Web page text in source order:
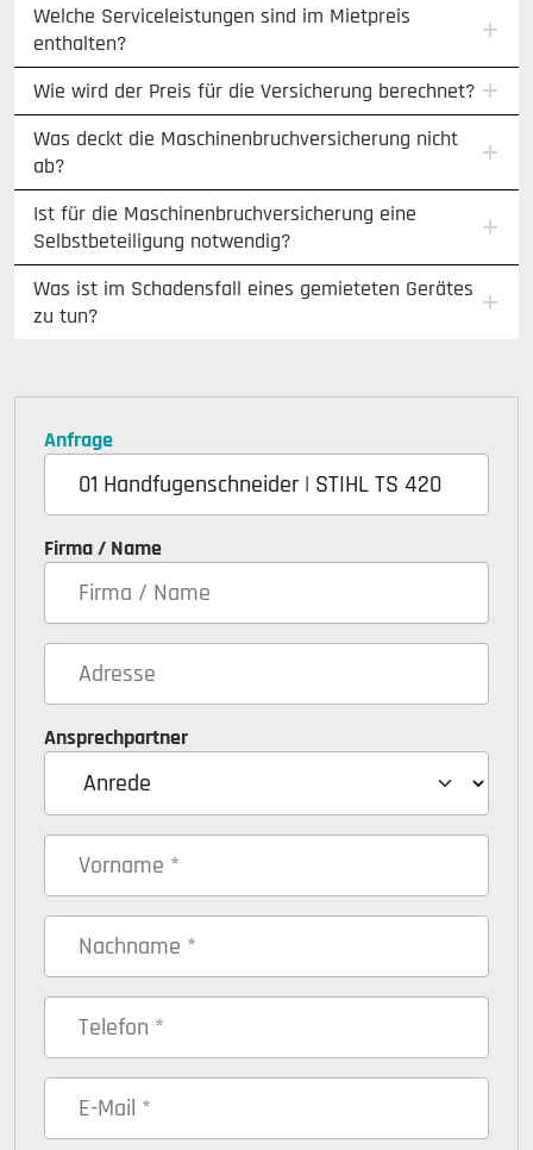
Welche Serviceleistungen sind im Mietpreis
enthalten?
Wie wird der Preis für die Versicherung berechnet?
Was deckt die Maschinenbruchversicherung nicht
ab?
Ist für die Maschinenbruchversicherung eine
Selbstbeteiligung notwendig?
Was ist im Schadensfall eines gemieteten Gerätes
zu tun?
Anfrage
Firma / Name
Ansprechpartner